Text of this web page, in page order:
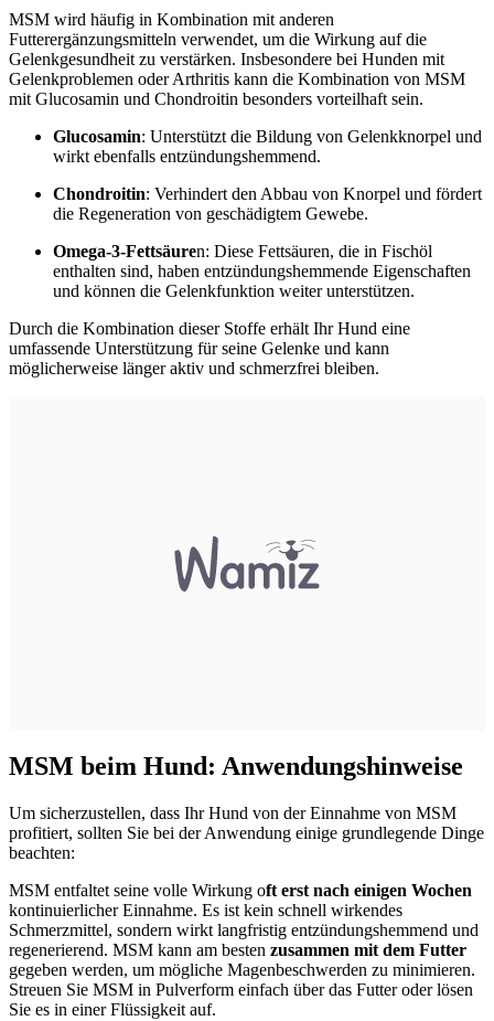
MSM wird häufig in Kombination mit anderen
Futterergänzungsmitteln verwendet, um die Wirkung auf die
Gelenkgesundheit zu verstärken. Insbesondere bei Hunden mit
Gelenkproblemen oder Arthritis kann die Kombination von MSM
mit Glucosamin und Chondroitin besonders vorteilhaft sein.
Glucosamin: Unterstützt die Bildung von Gelenkknorpel und
wirkt ebenfalls entzündungshemmend.
Chondroitin: Verhindert den Abbau von Knorpel und fördert
die Regeneration von geschädigtem Gewebe.
Omega-3-Fettsäuren: Diese Fettsäuren, die in Fischöl
enthalten sind, haben entzündungshemmende Eigenschaften
und können die Gelenkfunktion weiter unterstützen.
Durch die Kombination dieser Stoffe erhält Ihr Hund eine
umfassende Unterstützung für seine Gelenke und kann
möglicherweise länger aktiv und schmerzfrei bleiben.
MSM beim Hund: Anwendungshinweise
Um sicherzustellen, dass Ihr Hund von der Einnahme von MSM
profitiert, sollten Sie bei der Anwendung einige grundlegende Dinge
beachten:
MSM entfaltet seine volle Wirkung oft erst nach einigen Wochen
kontinuierlicher Einnahme. Es ist kein schnell wirkendes
Schmerzmittel, sondern wirkt langfristig entzündungshemmend und
regenerierend. MSM kann am besten zusammen mit dem Futter
gegeben werden, um mögliche Magenbeschwerden zu minimieren.
Streuen Sie MSM in Pulverform einfach über das Futter oder lösen
Sie es in einer Flüssigkeit auf.